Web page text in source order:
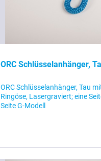
ORC Schlüsselanhänger,
ORC Schlüsselanhänger, Tau
Ringöse, Lasergraviert; eine
Seite G-Modell